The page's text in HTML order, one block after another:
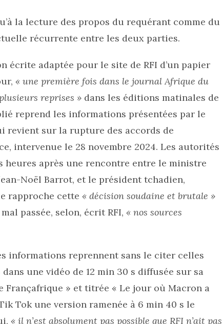
la lecture des propos du requérant comme du
récurrente entre les deux parties.
écrite adaptée pour le site de RFI d’un papier
« une première fois dans le journal Afrique du
reprises » dans les éditions matinales de
reprend les informations présentées par le
revient sur la rupture des accords de
intervenue le 28 novembre 2024. Les autorités
heures après une rencontre entre le ministre
Noël Barrot, et le président tchadien,
rapproche cette « décision soudaine et brutale »
passée, selon, écrit RFI, « nos sources
informations reprennent sans le citer celles
une vidéo de 12 min 30 s diffusée sur sa
Françafrique » et titrée « Le jour où Macron a
Tok une version ramenée à 6 min 40 s le
« il n’est absolument pas possible que RFI n’ait pas